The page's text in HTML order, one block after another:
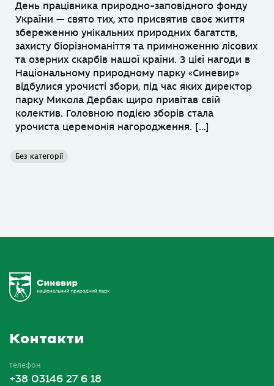
День працівника природно-заповідного фонду
України — свято тих, хто присвятив своє життя
збереженню унікальних природних багатств,
захисту біорізноманіття та примноженню лісових
та озерних скарбів нашої країни. З цієї нагоди в
Національному природному парку «Синевир»
відбулися урочисті збори, під час яких директор
парку Микола Дербак щиро привітав свій
колектив. Головною подією зборів стала
урочиста церемонія нагородження. […]
Без категорії
Контакти
телефон
+38 03146 27 6 18